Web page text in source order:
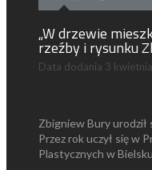
„W drzewie
rzeźby i rysunku
Data dodania 3
Zbigniew Bury urodził
Przez rok uczył się w
Plastycznych w